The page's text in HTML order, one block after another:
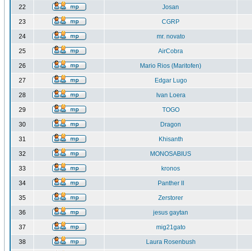
22 Josan
23 CGRP
24 mr. novato
25 AirCobra
26 Mario Rios (Maritofen)
27 Edgar Lugo
28 Ivan Loera
29 TOGO
30 Dragon
31 Khisanth
32 MONOSABIUS
33 kronos
34 Panther II
35 Zerstorer
36 jesus gaytan
37 mig21gato
38 Laura Rosenbush